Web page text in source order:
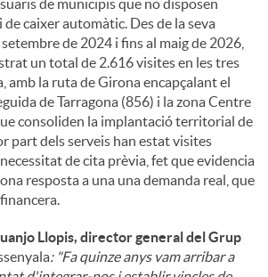
de municipis que no disposen
de caixer automàtic. Des de la seva
de 2024 i fins al maig de 2026,
un total de 2.616 visites en les tres
amb la ruta de Girona encapçalant el
de Tarragona (856) i la zona Centre
consoliden la implantació territorial de
part dels serveis han estat visites
de cita prèvia, fet que evidencia
resposta a una una demanda real, que
Llopis, director general del Grup
: "Fa quinze anys vam arribar a